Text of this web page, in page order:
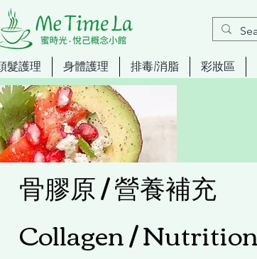
髮護理 身體護理 排毒/消脂 彩妝區
骨膠原 / 營養補充
Collagen /